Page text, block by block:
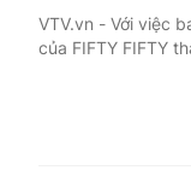
Âm nhạc
Sao
VTV.vn - Với việc
của FIFTY FIFTY